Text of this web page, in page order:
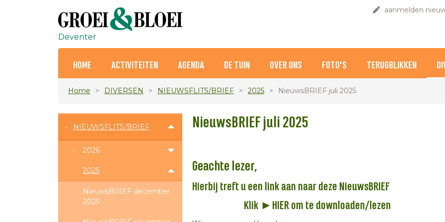
aanmelden
Deventer
HOME ACTIVITEITEN AGENDA DE TUIN OVER ONS FOTO'S TERUGBLIKKEN
Home DIVERSEN NIEUWSFLITS/BRIEF 2025 NieuwsBRIEF juli 2025
NIEUWSFLITS/BRIEF
2026
2025
NieuwsBRIEF december
2025
NieuwsBRIEF juli 2025
Geachte lezer,
Hierbij treft u een link aan naar deze NieuwsBRIEF
Klik ►HIER om te downloaden/lezen